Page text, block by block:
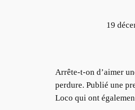
19
Arrête-t-on d’aimer
perdure. Publié une
Loco qui ont